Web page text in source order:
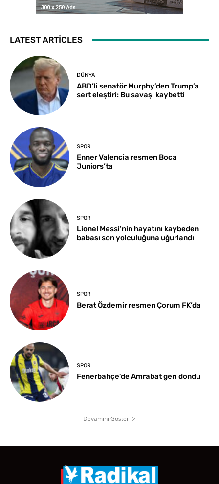
LATEST ARTICLES
DÜNYA
ABD’li senatör Murphy’den Trump’a
sert eleştiri: Bu savaşı kaybetti
SPOR
Enner Valencia resmen Boca
Juniors’ta
SPOR
Lionel Messi’nin hayatını kaybeden
babası son yolculuğuna uğurlandı
SPOR
Berat Özdemir resmen Çorum FK’da
SPOR
Fenerbahçe’de Amrabat geri döndü
Devamını Göster